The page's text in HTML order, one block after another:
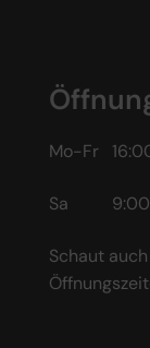
Mo-Fr
Sa 9:00-
Schaut